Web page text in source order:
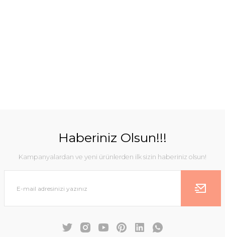
Haberiniz Olsun!!!
Kampanyalardan ve yeni ürünlerden ilk sizin haberiniz olsun!